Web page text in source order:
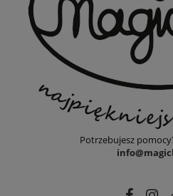
Potrzebujesz